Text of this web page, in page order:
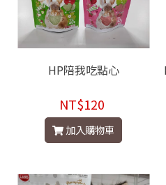
HP陪我吃點心
NT$120
加入購物車